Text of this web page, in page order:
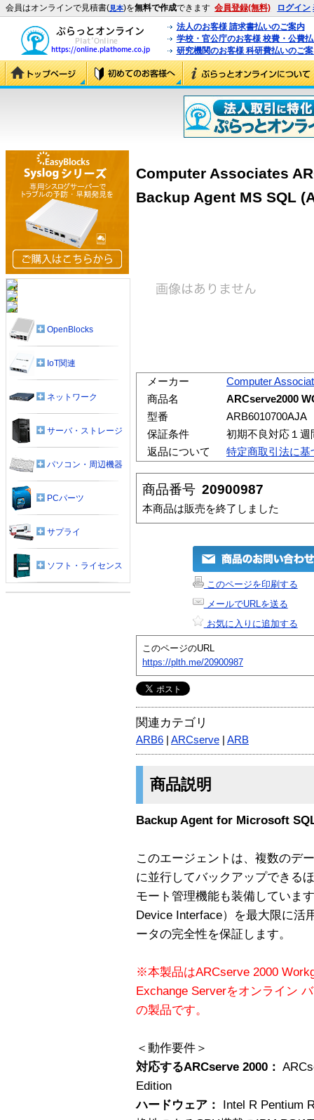
会員はオンラインで見積書(見本)を無料で作成できます 会員登録(無料) ログイン
法人のお客様 請求書払いのご案内
学校・官公庁のお客様 校費・公費
研究機関のお客様 科研費払いのご
Computer Associates
Backup Agent MS SQL
メーカー
Computer
商品名
ARCserve2000
型番
ARB6010700AJA
保証条件
初期不良対応１
返品について
特定商取引法に基
商品番号 20900987
本商品は販売を終了しました
このページを印刷する
メールでURLを送る
お気に入りに追加する
このページのURL
https://plth.me/20900987
関連カテゴリ
ARB6 ARCserve ARB
商品説明
Backup Agent for Microsoft
このエージェントは、複数のデ
に並行してバックアップできる
モート管理機能も装備していま
Device Interface）を最大限に活
ータの完全性を保証します。
※本製品はARCserve 2000
Exchange Serverをオンライン
の製品です。
＜動作要件＞
対応するARCserve 2000：
Edition
ハードウェア：
Intel R Pentium
OpenBlocks
IoT関連
ネットワーク
サーバ・ストレージ
パソコン・周辺機器
PCパーツ
サプライ
ソフト・ライセンス